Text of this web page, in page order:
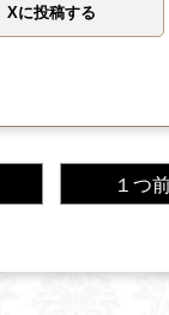
Xに投稿する
１つ